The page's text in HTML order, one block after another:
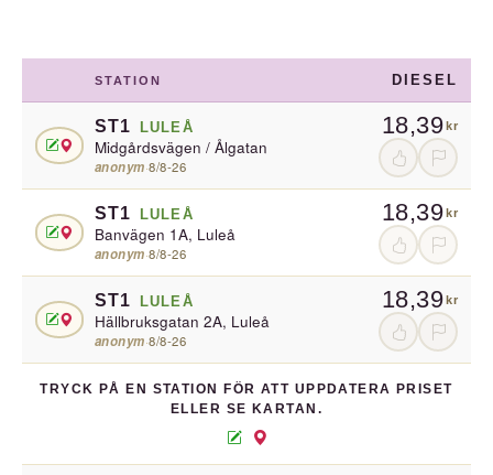
STATION DIESEL
ST1 LULEÅ
Midgårdsvägen / Ålgatan
anonym·8/8-26
18,39kr
ST1 LULEÅ
Banvägen 1A, Luleå
anonym·8/8-26
18,39kr
ST1 LULEÅ
Hällbruksgatan 2A, Luleå
anonym·8/8-26
18,39kr
TRYCK PÅ EN STATION FÖR ATT UPPDATERA PRISET
ELLER SE KARTAN.